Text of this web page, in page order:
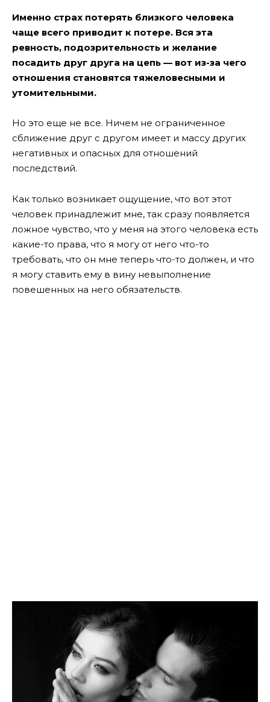
Именно страх потерять близкого человека
чаще всего приводит к потере. Вся эта
ревность, подозрительность и желание
посадить друг друга на цепь — вот из-за чего
отношения становятся тяжеловесными и
утомительными.
Но это еще не все. Ничем не ограниченное
сближение друг с другом имеет и массу других
негативных и опасных для отношений
последствий.
Как только возникает ощущение, что вот этот
человек принадлежит мне, так сразу появляется
ложное чувство, что у меня на этого человека есть
какие-то права, что я могу от него что-то
требовать, что он мне теперь что-то должен, и что
я могу ставить ему в вину невыполнение
повешенных на него обязательств.